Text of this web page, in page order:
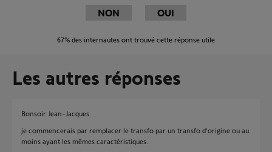
NON OUI
67% des internautes ont trouvé cette réponse utile
Les autres réponses
Bonsoir Jean-Jacques
je commencerais par remplacer le transfo par un transfo d'origine ou au
moins ayant les mêmes caractéristiques.